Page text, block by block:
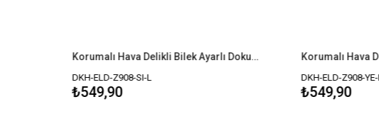
Korumalı Hava Delikli Bilek Ayarlı Dokunmatik Taktik Eldiven
DKH-ELD-Z908-SI-L
₺549,90
DKH-ELD-Z908-YE-L
₺549,90